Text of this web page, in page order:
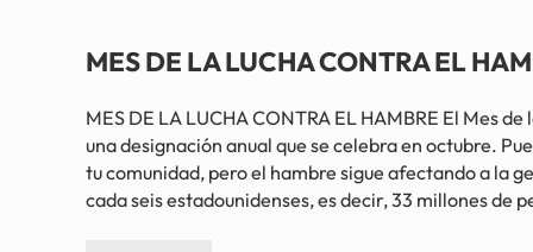
MES DE LA LUCHA CONTRA EL
MES DE LA LUCHA CONTRA EL HAMBRE El Mes
una designación anual que se celebra en octubre.
tu comunidad, pero el hambre sigue afectando a la
cada seis estadounidenses, es decir, 33 millones de